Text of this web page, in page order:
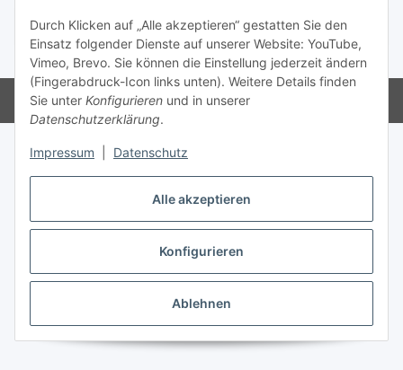
Alle akzeptieren
Konfigurieren
Ablehnen
Durch Klicken auf „Alle akzeptieren“ gestatten Sie den
Einsatz folgender Dienste auf unserer Website: YouTube,
Vimeo, Brevo. Sie können die Einstellung jederzeit ändern
(Fingerabdruck-Icon links unten). Weitere Details finden
Sie unter Konfigurieren und in unserer
Datenschutzerklärung.
Impressum Datenschutz
Vertrag widerrufen
* Alle Preise inkl. gesetzlicher USt., zzgl. Versand
Powered byJTL-Shop